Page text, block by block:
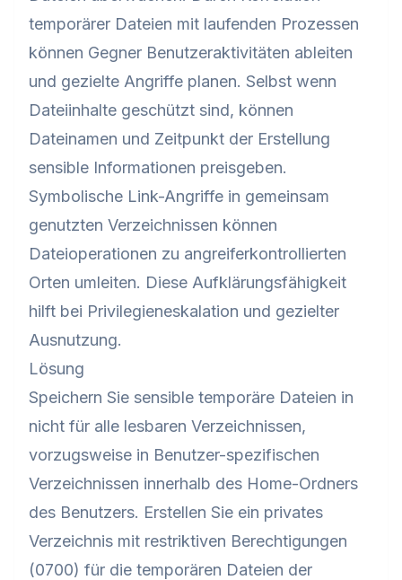
temporärer Dateien mit laufenden Prozessen
können Gegner Benutzeraktivitäten ableiten
und gezielte Angriffe planen. Selbst wenn
Dateiinhalte geschützt sind, können
Dateinamen und Zeitpunkt der Erstellung
sensible Informationen preisgeben.
Symbolische Link-Angriffe in gemeinsam
genutzten Verzeichnissen können
Dateioperationen zu angreiferkontrollierten
Orten umleiten. Diese Aufklärungsfähigkeit
hilft bei Privilegieneskalation und gezielter
Ausnutzung.
Lösung
Speichern Sie sensible temporäre Dateien in
nicht für alle lesbaren Verzeichnissen,
vorzugsweise in Benutzer-spezifischen
Verzeichnissen innerhalb des Home-Ordners
des Benutzers. Erstellen Sie ein privates
Verzeichnis mit restriktiven Berechtigungen
(0700) für die temporären Dateien der